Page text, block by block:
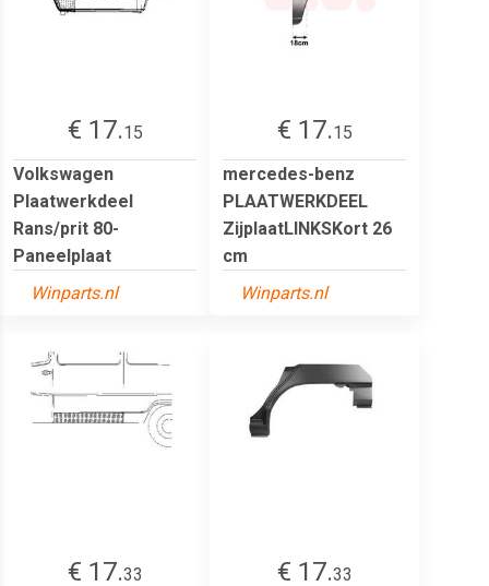
€ 17.15
Volkswagen
Plaatwerkdeel
Rans/prit 80-
Paneelplaat
Winparts.nl
€ 17.15
mercedes-benz
PLAATWERKDEEL
ZijplaatLINKSKort 26
cm
Winparts.nl
€ 17.33
€ 17.33